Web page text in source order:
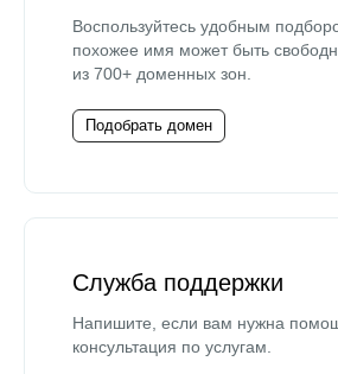
Воспользуйтесь удобным
похожее имя может быть
из 700+ доменных зон.
Подобрать домен
Служба поддержки
Напишите, если вам нужна
консультация по услугам.